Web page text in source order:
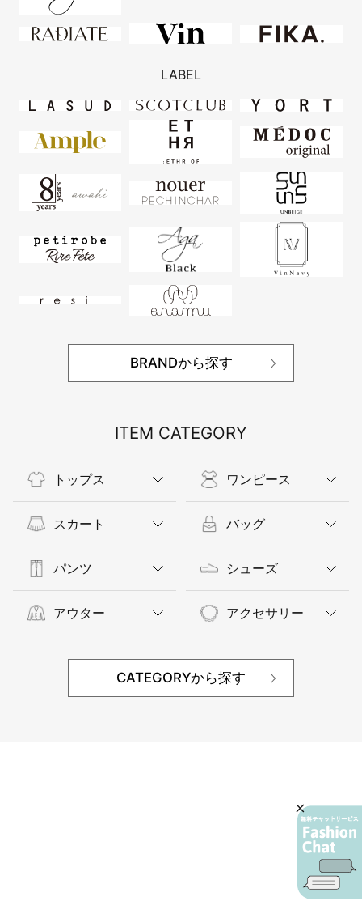
LABEL
BRANDから探す
ITEM CATEGORY
トップス
スカート
パンツ
アウター
ワンピース
バッグ
シューズ
アクセサリー
CATEGORYから探す